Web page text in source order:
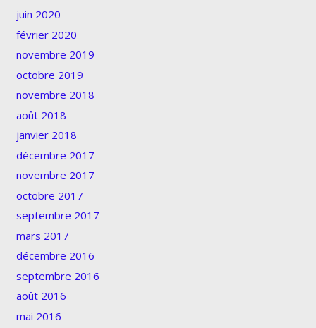
juin 2020
février 2020
novembre 2019
octobre 2019
novembre 2018
août 2018
janvier 2018
décembre 2017
novembre 2017
octobre 2017
septembre 2017
mars 2017
décembre 2016
septembre 2016
août 2016
mai 2016